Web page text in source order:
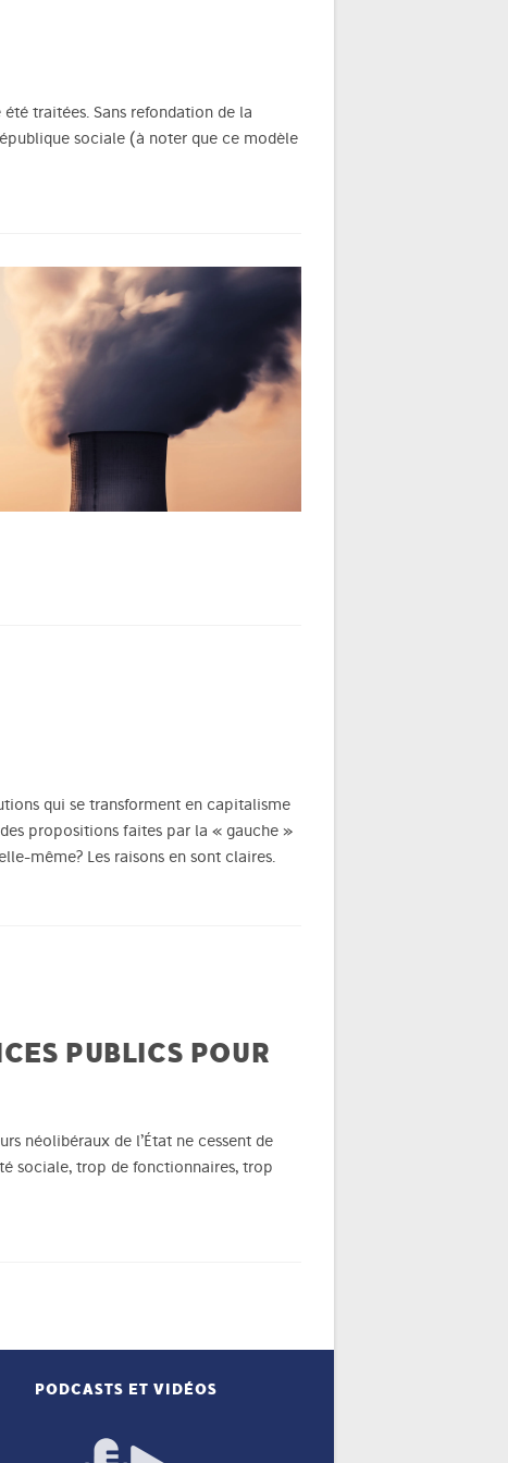
traitées. Sans refondation de la
sociale (à noter que ce modèle
qui se transforment en capitalisme
propositions faites par la « gauche »
même? Les raisons en sont claires.
PUBLICS POUR
néolibéraux de l’État ne cessent de
sociale, trop de fonctionnaires, trop
PODCASTS ET VIDÉOS